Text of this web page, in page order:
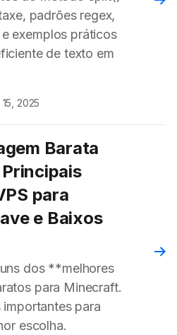
padrões regex,
exemplos práticos
de texto em
2025
Barata
para
e Baixos
dos **melhores
para Minecraft.
para
escolha.